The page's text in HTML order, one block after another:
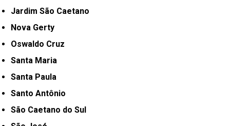
Jardim São Caetano
Nova Gerty
Oswaldo Cruz
Santa Maria
Santa Paula
Santo Antônio
São Caetano do Sul